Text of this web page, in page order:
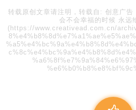
转载原创文章请注明，转载自: 创意广告
会不会幸福的时候 永远
(https://www.creativead.com.cn/